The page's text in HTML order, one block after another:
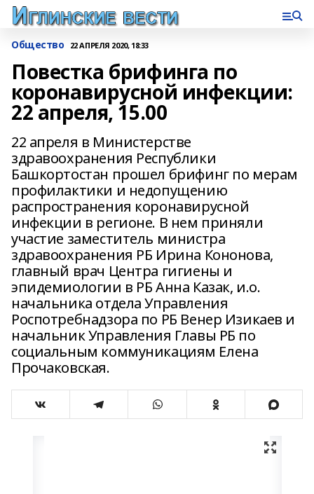
Общество 22 АПРЕЛЯ 2020, 18:33
Повестка брифинга по
коронавирусной инфекции:
22 апреля, 15.00
22 апреля в Министерстве
здравоохранения Республики
Башкортостан прошел брифинг по мерам
профилактики и недопущению
распространения коронавирусной
инфекции в регионе. В нем приняли
участие заместитель министра
здравоохранения РБ Ирина Кононова,
главный врач Центра гигиены и
эпидемиологии в РБ Анна Казак, и.о.
начальника отдела Управления
Роспотребнадзора по РБ Венер Изикаев и
начальник Управления Главы РБ по
социальным коммуникациям Елена
Прочаковская.